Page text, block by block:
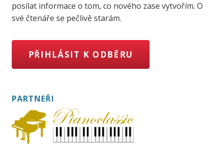
posílat informace o tom, co nového zase vytvořím. O
své čtenáře se pečlivě starám.
PŘIHLÁSIT K ODBĚRU
PARTNEŘI